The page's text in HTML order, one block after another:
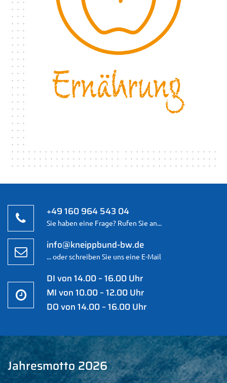
+49 160 964 543 04
Sie haben eine Frage? Rufen Sie an...
info@kneippbund-bw.de
... oder schreiben Sie uns eine E-Mail
DI von 14.00 – 16.00 Uhr
MI von 10.00 – 12.00 Uhr
DO von 14.00 – 16.00 Uhr
Jahresmotto 2026